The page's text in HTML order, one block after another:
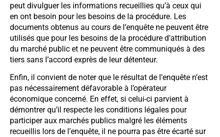
peut divulguer les informations recueillies qu’à ceux qui
en ont besoin pour les besoins de la procédure. Les
documents obtenus au cours de l’enquête ne peuvent être
utilisés que pour les besoins de la procédure d’attribution
du marché public et ne peuvent être communiqués à des
tiers sans l’accord exprès de leur détenteur.
Enfin, il convient de noter que le résultat de l’enquête n’est
pas nécessairement défavorable à l’opérateur
économique concerné. En effet, si celui-ci parvient à
démontrer qu’il respecte les conditions légales pour
participer aux marchés publics malgré les éléments
recueillis lors de l’enquête, il ne pourra pas être écarté sur